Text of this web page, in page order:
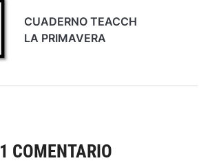
CUADERNO TEACCH
LA PRIMAVERA
1 COMENTARIO